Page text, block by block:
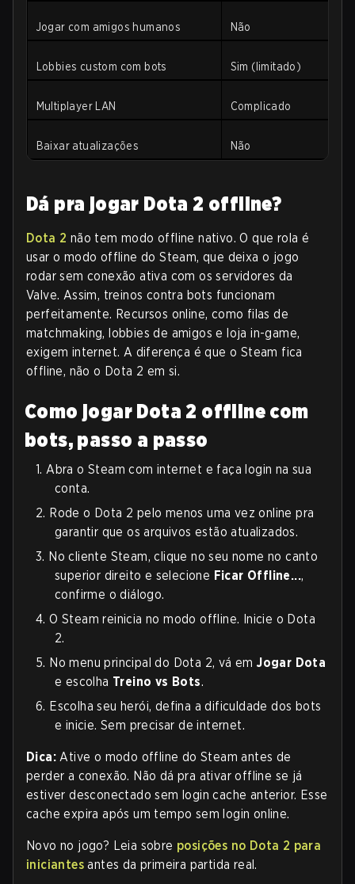
Jogar com amigos humanos Não
Lobbies custom com bots Sim (limitado)
Multiplayer LAN Complicado
Baixar atualizações Não
Dá pra jogar Dota 2 offline?
Dota 2 não tem modo offline nativo. O que rola é
usar o modo offline do Steam, que deixa o jogo
rodar sem conexão ativa com os servidores da
Valve. Assim, treinos contra bots funcionam
perfeitamente. Recursos online, como filas de
matchmaking, lobbies de amigos e loja in-game,
exigem internet. A diferença é que o Steam fica
offline, não o Dota 2 em si.
Como jogar Dota 2 offline com
bots, passo a passo
1.Abra o Steam com internet e faça login na sua
conta.
2. Rode o Dota 2 pelo menos uma vez online pra
garantir que os arquivos estão atualizados.
3. No cliente Steam, clique no seu nome no canto
superior direito e selecione Ficar Offline...,
confirme o diálogo.
4.O Steam reinicia no modo offline. Inicie o Dota
2.
5. No menu principal do Dota 2, vá emJogar Dota
e escolha Treino vs Bots.
6. Escolha seu herói, defina a dificuldade dos bots
e inicie. Sem precisar de internet.
Dica: Ative o modo offline do Steam antes de
perder a conexão. Não dá pra ativar offline se já
estiver desconectado sem login cache anterior. Esse
cache expira após um tempo sem login online.
Novo no jogo? Leia sobre posições no Dota 2 para
iniciantes antes da primeira partida real.